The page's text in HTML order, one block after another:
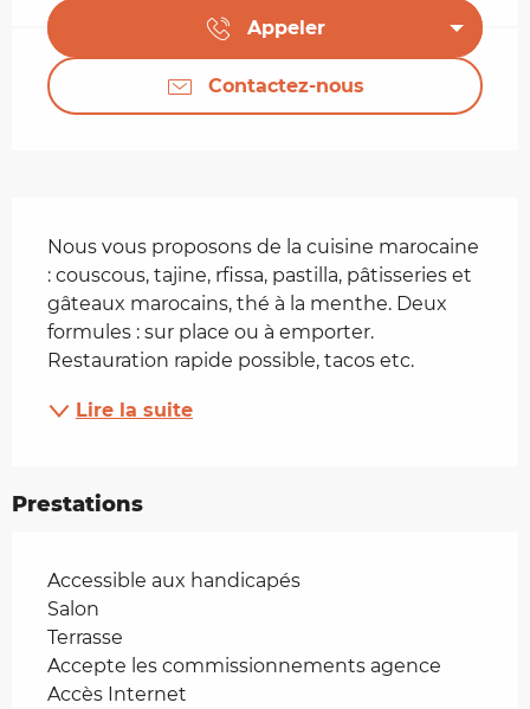
Appeler
Contactez-nous
Nous vous proposons de la cuisine marocaine
: couscous, tajine, rfissa, pastilla, pâtisseries et
gâteaux marocains, thé à la menthe. Deux
formules : sur place ou à emporter.
Restauration rapide possible, tacos etc.
Lire la suite
Prestations
Accessible aux handicapés
Salon
Terrasse
Accepte les commissionnements agence
Accès Internet